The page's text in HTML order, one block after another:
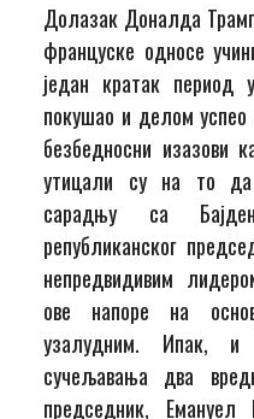
Долазак Доналда
француске односе
један кратак
покушао и делом
безбедносни изазови
утицали су на то да
сарадњу са
републиканског
непредвидивим
ове напоре на
узалудним. Ипак,
сучељавања два
председник,